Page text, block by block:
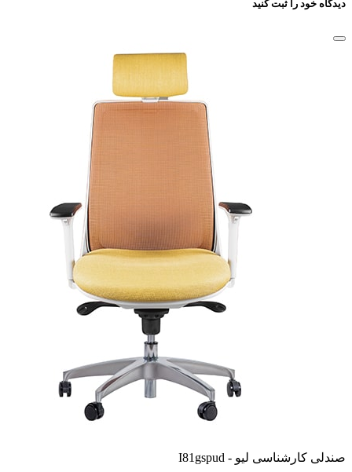
دیدگاه خود را ثبت کنید
صندلی کارشناسی لیو - I81gspud